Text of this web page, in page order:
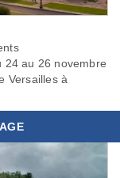
24 au 26 novembre
Versailles à